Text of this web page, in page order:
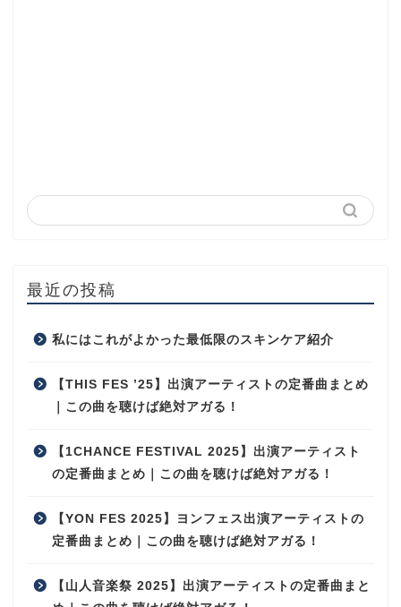
最近の投稿
私にはこれがよかった最低限のスキンケア紹介
【THIS FES ’25】出演アーティストの定番曲まとめ
｜この曲を聴けば絶対アガる！
【1CHANCE FESTIVAL 2025】出演アーティスト
の定番曲まとめ｜この曲を聴けば絶対アガる！
【YON FES 2025】ヨンフェス出演アーティストの
定番曲まとめ｜この曲を聴けば絶対アガる！
【山人音楽祭 2025】出演アーティストの定番曲まと